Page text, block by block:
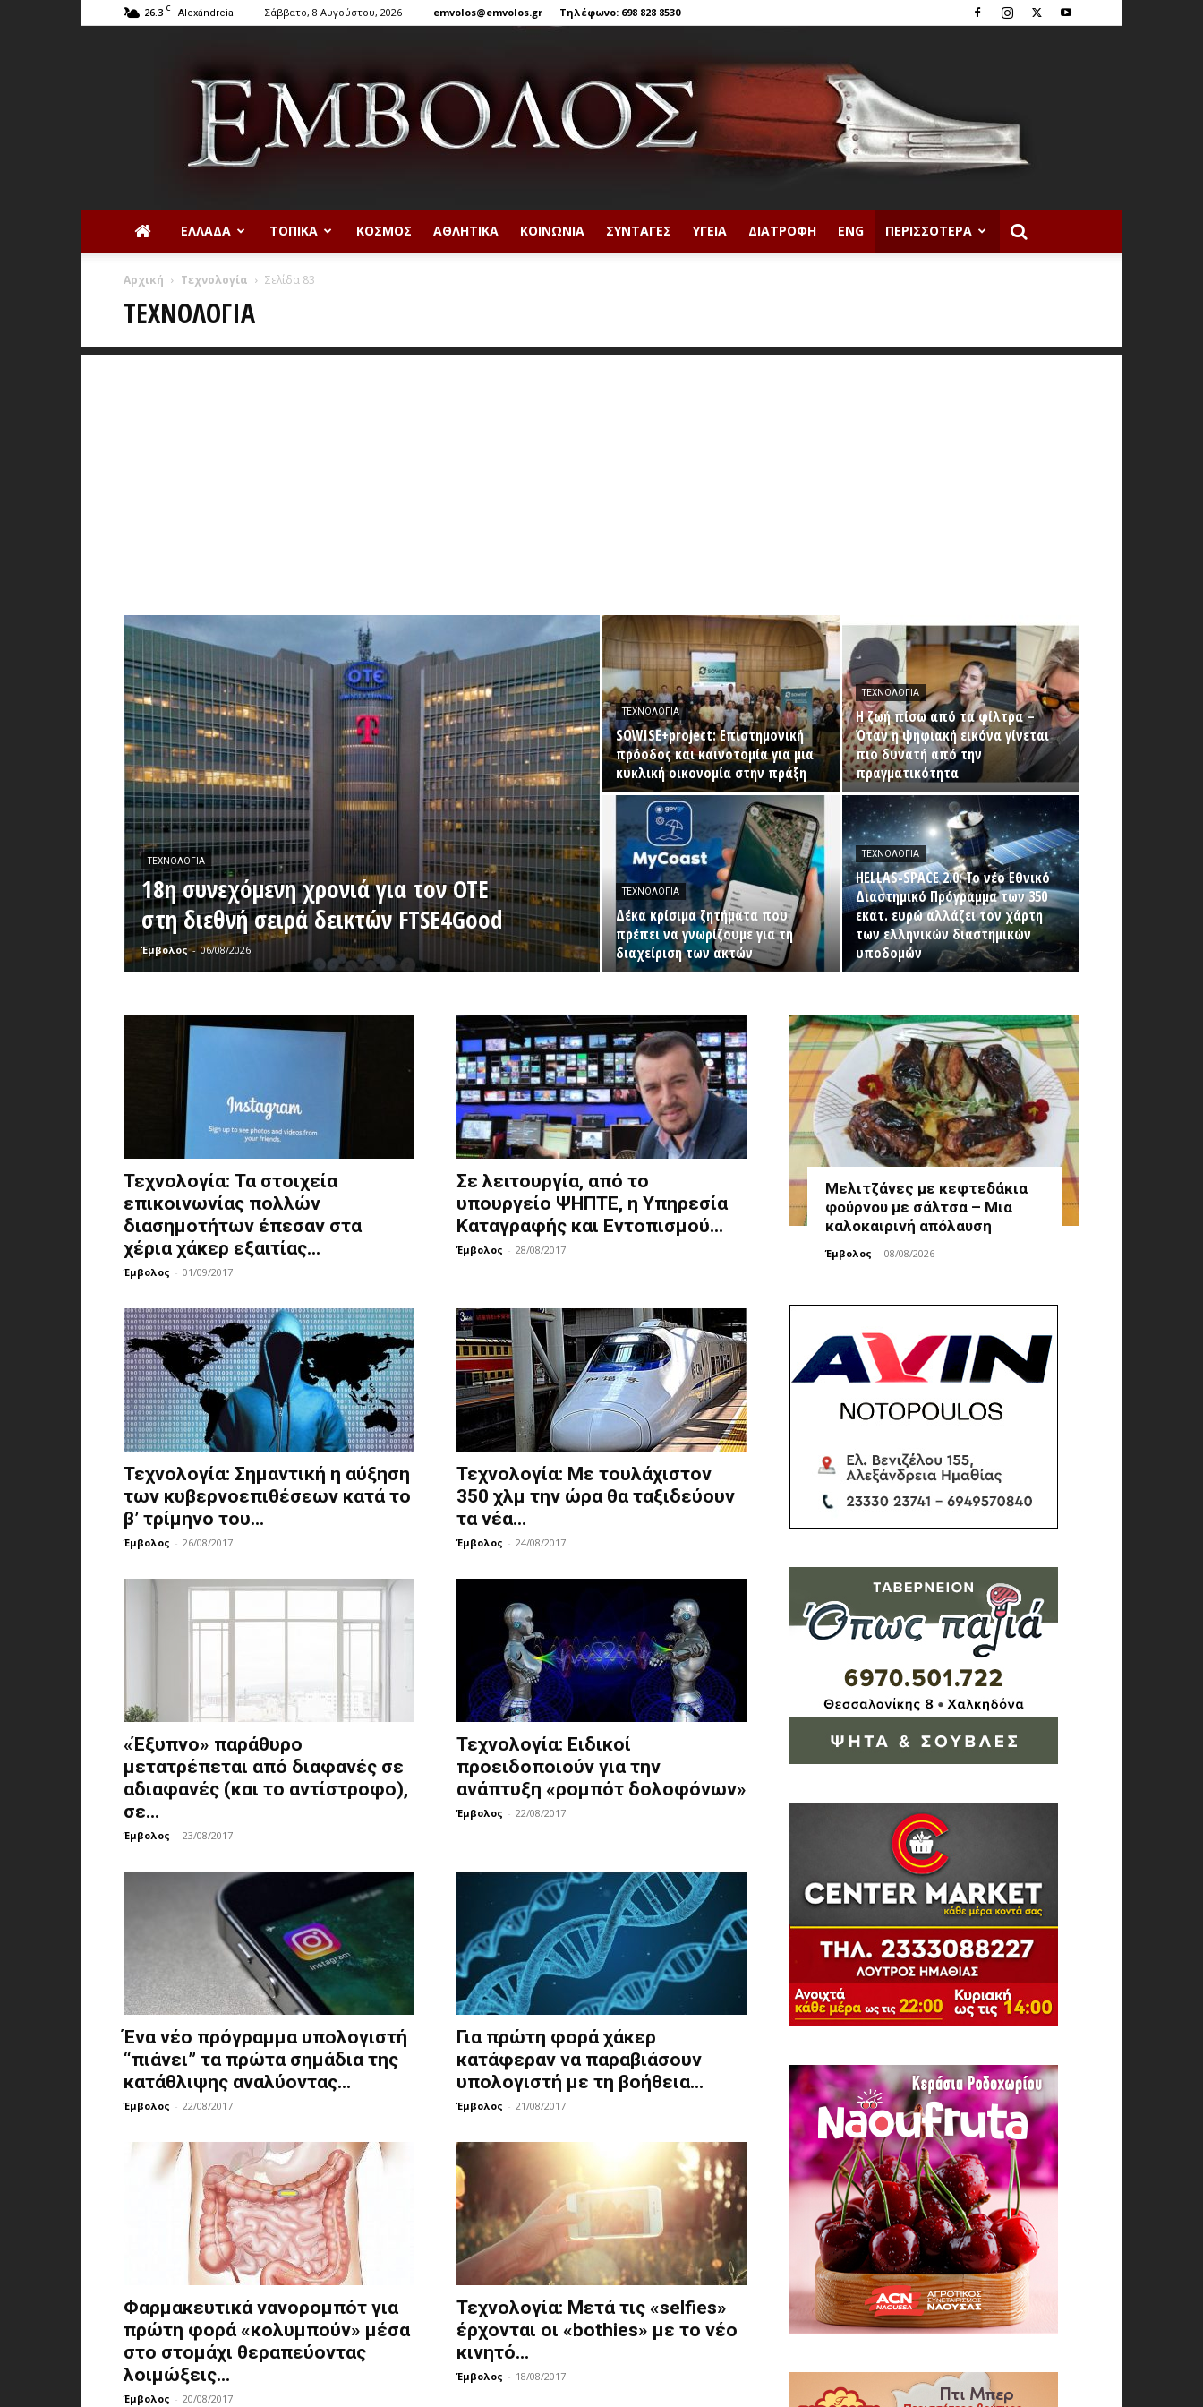
26.3 C Alexándreia Σάββατο, 8 Αυγούστου, 2026 emvolos@emvolos.gr Τηλέφωνο: 698 828 8530
ΕΛΛΆΔΑ ΤΟΠΙΚΆ ΚΌΣΜΟΣ ΑΘΛΗΤΙΚΆ ΚΟΙΝΩΝΊΑ ΣΥΝΤΑΓΈΣ ΥΓΕΊΑ ΔΙΑΤΡΟΦΉ ENG ΠΕΡΙΣΣΌΤΕΡΑ
Αρχική Τεχνολογία Σελίδα 83
ΤΕΧΝΟΛΟΓΊΑ
ΤΕΧΝΟΛΟΓΊΑ
18η συνεχόμενη χρονιά για τον ΟΤΕ
στη διεθνή σειρά δεικτών FTSE4Good
Έμβολος - 06/08/2026
ΤΕΧΝΟΛΟΓΊΑ
SOWISE+project: Επιστημονική
πρόοδος και καινοτομία για μια
κυκλική οικονομία στην πράξη
ΤΕΧΝΟΛΟΓΊΑ
Η ζωή πίσω από τα φίλτρα –
Όταν η ψηφιακή εικόνα γίνεται
πιο δυνατή από την
πραγματικότητα
ΤΕΧΝΟΛΟΓΊΑ
Δέκα κρίσιμα ζητήματα που
πρέπει να γνωρίζουμε για τη
διαχείριση των ακτών
ΤΕΧΝΟΛΟΓΊΑ
HELLAS-SPACE 2.0: Το νέο Εθνικό
Διαστημικό Πρόγραμμα των 350
εκατ. ευρώ αλλάζει τον χάρτη
των ελληνικών διαστημικών
υποδομών
Τεχνολογία: Τα στοιχεία
επικοινωνίας πολλών
διασημοτήτων έπεσαν στα
χέρια χάκερ εξαιτίας...
Έμβολος - 01/09/2017
Σε λειτουργία, από το
υπουργείο ΨΗΠΤΕ, η Υπηρεσία
Καταγραφής και Εντοπισμού...
Έμβολος - 28/08/2017
Τεχνολογία: Σημαντική η αύξηση
των κυβερνοεπιθέσεων κατά το
β’ τρίμηνο του...
Έμβολος - 26/08/2017
Τεχνολογία: Με τουλάχιστον
350 χλμ την ώρα θα ταξιδεύουν
τα νέα...
Έμβολος - 24/08/2017
«Έξυπνο» παράθυρο
μετατρέπεται από διαφανές σε
αδιαφανές (και το αντίστροφο),
σε...
Έμβολος - 23/08/2017
Τεχνολογία: Ειδικοί
προειδοποιούν για την
ανάπτυξη «ρομπότ δολοφόνων»
Έμβολος - 22/08/2017
Ένα νέο πρόγραμμα υπολογιστή
“πιάνει” τα πρώτα σημάδια της
κατάθλιψης αναλύοντας...
Έμβολος - 22/08/2017
Για πρώτη φορά χάκερ
κατάφεραν να παραβιάσουν
υπολογιστή με τη βοήθεια...
Έμβολος - 21/08/2017
Φαρμακευτικά νανορομπότ για
πρώτη φορά «κολυμπούν» μέσα
στο στομάχι θεραπεύοντας
λοιμώξεις...
Έμβολος - 20/08/2017
Τεχνολογία: Μετά τις «selfies»
έρχονται οι «bothies» με το νέο
κινητό...
Έμβολος - 18/08/2017
Μελιτζάνες με κεφτεδάκια
φούρνου με σάλτσα – Μια
καλοκαιρινή απόλαυση
Έμβολος - 08/08/2026